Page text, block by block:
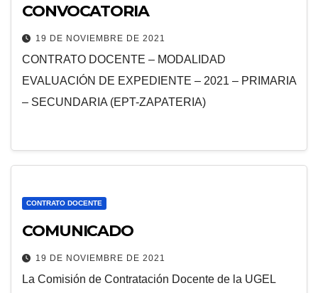
CONVOCATORIA
19 DE NOVIEMBRE DE 2021
CONTRATO DOCENTE – MODALIDAD
EVALUACIÓN DE EXPEDIENTE – 2021 – PRIMARIA
– SECUNDARIA (EPT-ZAPATERIA)
CONTRATO DOCENTE
COMUNICADO
19 DE NOVIEMBRE DE 2021
La Comisión de Contratación Docente de la UGEL